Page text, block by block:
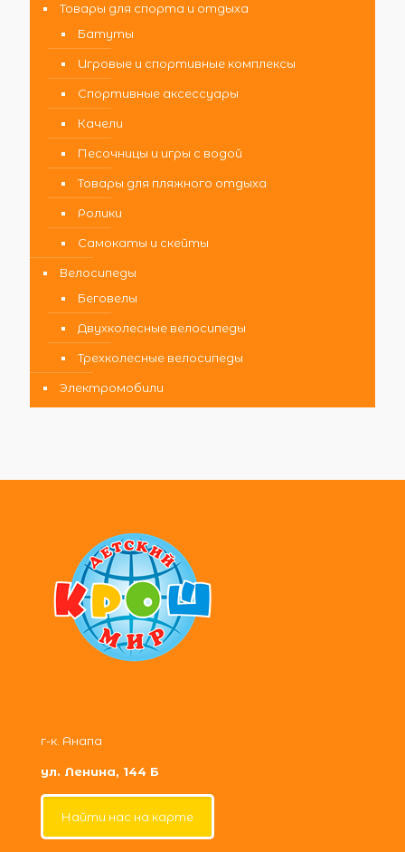
Товары для спорта и отдыха
Батуты
Игровые и спортивные комплексы
Спортивные аксессуары
Качели
Песочницы и игры с водой
Товары для пляжного отдыха
Ролики
Самокаты и скейты
Велосипеды
Беговелы
Двухколесные велосипеды
Трехколесные велосипеды
Электромобили
г-к. Анапа
ул. Ленина, 144 Б
Найти нас на карте